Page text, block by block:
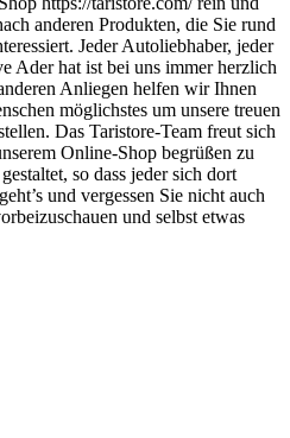
anderen Produkten, die Sie rund
Jeder Autoliebhaber, jeder
Ader hat ist bei uns immer herzlich
Anliegen helfen wir Ihnen
möglichstes um unsere treuen
Das Taristore-Team freut sich
Online-Shop begrüßen zu
so dass jeder sich dort
und vergessen Sie nicht auch
und selbst etwas